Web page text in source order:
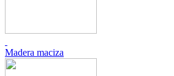
Madera maciza